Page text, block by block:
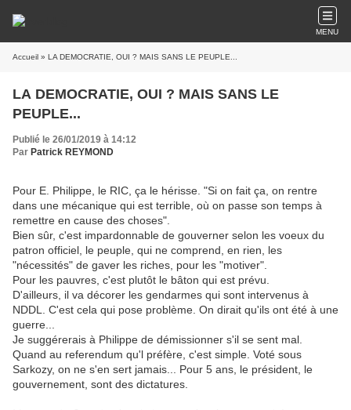
MENU
Accueil » LA DEMOCRATIE, OUI ? MAIS SANS LE PEUPLE...
LA DEMOCRATIE, OUI ? MAIS SANS LE
PEUPLE...
Publié le 26/01/2019 à 14:12
Par Patrick REYMOND
Pour E. Philippe, le RIC, ça le hérisse. "Si on fait ça, on rentre
dans une mécanique qui est terrible, où on passe son temps à
remettre en cause des choses".
Bien sûr, c'est impardonnable de gouverner selon les voeux du
patron officiel, le peuple, qui ne comprend, en rien, les
"nécessités" de gaver les riches, pour les "motiver".
Pour les pauvres, c'est plutôt le bâton qui est prévu.
D'ailleurs, il va décorer les gendarmes qui sont intervenus à
NDDL. C'est cela qui pose problème. On dirait qu'ils ont été à une
guerre...
Je suggérerais à Philippe de démissionner s'il se sent mal.
Quand au referendum qu'l préfère, c'est simple. Voté sous
Sarkozy, on ne s'en sert jamais... Pour 5 ans, le président, le
gouvernement, sont des dictatures.